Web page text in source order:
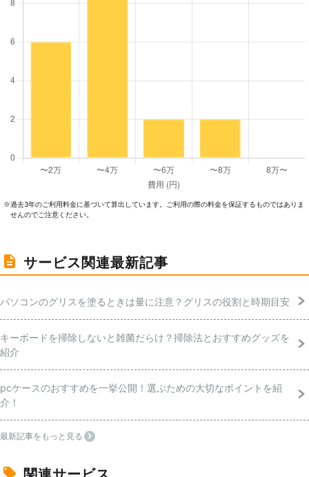
※過去3年のご利⽤料⾦に基づいて算出しています。ご利⽤の際の料⾦を保証するものではありま
せんのでご注意ください。
サービス関連最新記事
パソコンのグリスを塗るときは量に注意？グリスの役割と時期目安
キーボードを掃除しないと雑菌だらけ？掃除法とおすすめグッズを
紹介
pcケースのおすすめを一挙公開！選ぶための大切なポイントを紹
介！
最新記事をもっと見る